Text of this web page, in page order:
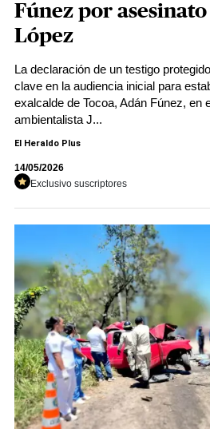
Fúnez por asesinato
López
La declaración de un testigo
clave en la audiencia inicial para
exalcalde de Tocoa, Adán Fúnez, en
ambientalista J...
El Heraldo Plus
14/05/2026
Exclusivo suscriptores